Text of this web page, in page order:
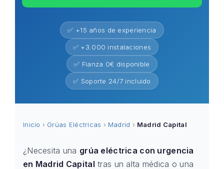
✅ +15 años de experiencia
✅ +3.000 instalaciones
✅ Fianza 0€ disponible
✅ Soporte 24/7 incluido
Inicio › Grúas Eléctricas › Madrid › Madrid Capital
¿Necesita una grúa eléctrica con urgencia
en Madrid Capital tras un alta médica o una